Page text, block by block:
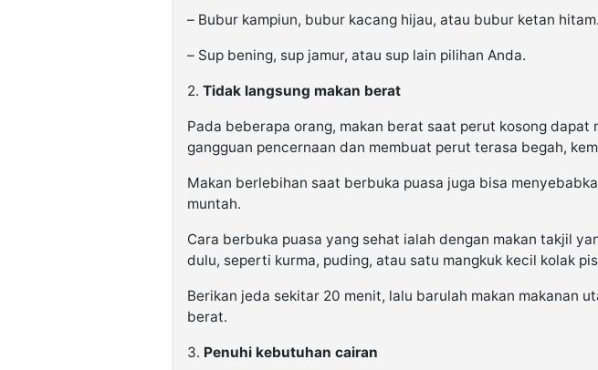
– Bubur kampiun, bubur kacang hijau, atau bubur ketan hitam.
– Sup bening, sup jamur, atau sup lain pilihan Anda.
2. Tidak langsung makan berat
Pada beberapa orang, makan berat saat perut kosong dapat
gangguan pencernaan dan membuat perut terasa begah,
Makan berlebihan saat berbuka puasa juga bisa
muntah.
Cara berbuka puasa yang sehat ialah dengan makan takjil
dulu, seperti kurma, puding, atau satu mangkuk kecil kolak
Berikan jeda sekitar 20 menit, lalu barulah makan makanan
berat.
3. Penuhi kebutuhan cairan